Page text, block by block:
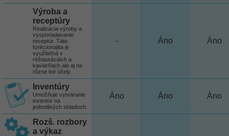
Výroba a
receptúry
Realizácia výroby a
vysporiadavanie
receptúr. Táto
funkcionalita je
využiteľná v
reštauráciách a
kaviarňach ale aj na
rôzne iné účely.
- Áno Áno
Inventúry
Umožňuje vytváranie
inventúr na
jednotlivých skladoch.
Áno Áno Áno
Rozš. rozbory
a výkaz